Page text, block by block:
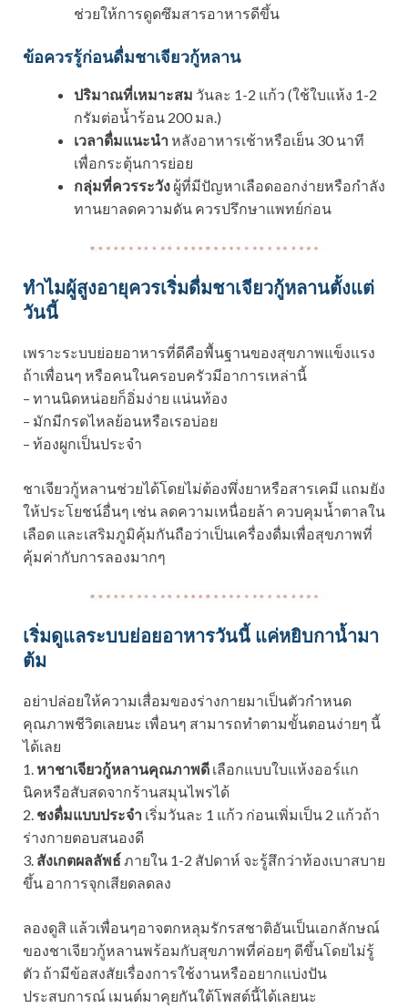
ช่วยให้การดูดซึมสารอาหารดีขึ้น
ข้อควรรู้ก่อนดื่มชาเจียวกู้หลาน
ปริมาณที่เหมาะสม วันละ 1-2 แก้ว (ใช้ใบแห้ง 1-2
กรัมต่อน้ำร้อน 200 มล.)
เวลาดื่มแนะนำ หลังอาหารเช้าหรือเย็น 30 นาที
เพื่อกระตุ้นการย่อย
กลุ่มที่ควรระวัง ผู้ที่มีปัญหาเลือดออกง่ายหรือกำลัง
ทานยาลดความดัน ควรปรึกษาแพทย์ก่อน
ทำไมผู้สูงอายุควรเริ่มดื่มชาเจียวกู้หลานตั้งแต่
วันนี้
เพราะระบบย่อยอาหารที่ดีคือพื้นฐานของสุขภาพแข็งแรง
ถ้าเพื่อนๆ หรือคนในครอบครัวมีอาการเหล่านี้
– ทานนิดหน่อยก็อิ่มง่าย แน่นท้อง
– มักมีกรดไหลย้อนหรือเรอบ่อย
– ท้องผูกเป็นประจำ
ชาเจียวกู้หลานช่วยได้โดยไม่ต้องพึ่งยาหรือสารเคมี แถมยัง
ให้ประโยชน์อื่นๆ เช่น ลดความเหนื่อยล้า ควบคุมน้ำตาลใน
เลือด และเสริมภูมิคุ้มกันถือว่าเป็นเครื่องดื่มเพื่อสุขภาพที่
คุ้มค่ากับการลองมากๆ
เริ่มดูแลระบบย่อยอาหารวันนี้ แค่หยิบกาน้ำมา
ต้ม
อย่าปล่อยให้ความเสื่อมของร่างกายมาเป็นตัวกำหนด
คุณภาพชีวิตเลยนะ เพื่อนๆ สามารถทำตามขั้นตอนง่ายๆ นี้
ได้เลย
1. หาชาเจียวกู้หลานคุณภาพดี เลือกแบบใบแห้งออร์แก
นิคหรือสับสดจากร้านสมุนไพรได้
2. ชงดื่มแบบประจำ เริ่มวันละ 1 แก้ว ก่อนเพิ่มเป็น 2 แก้วถ้า
ร่างกายตอบสนองดี
3. สังเกตผลลัพธ์ภายใน 1-2 สัปดาห์ จะรู้สึกว่าท้องเบาสบาย
ขึ้น อาการจุกเสียดลดลง
ลองดูสิ แล้วเพื่อนๆอาจตกหลุมรักรสชาติอันเป็นเอกลักษณ์
ของชาเจียวกู้หลานพร้อมกับสุขภาพที่ค่อยๆ ดีขึ้นโดยไม่รู้
ตัว ถ้ามีข้อสงสัยเรื่องการใช้งานหรืออยากแบ่งปัน
ประสบการณ์ เมนต์มาคุยกันใต้โพสต์นี้ได้เลยนะ